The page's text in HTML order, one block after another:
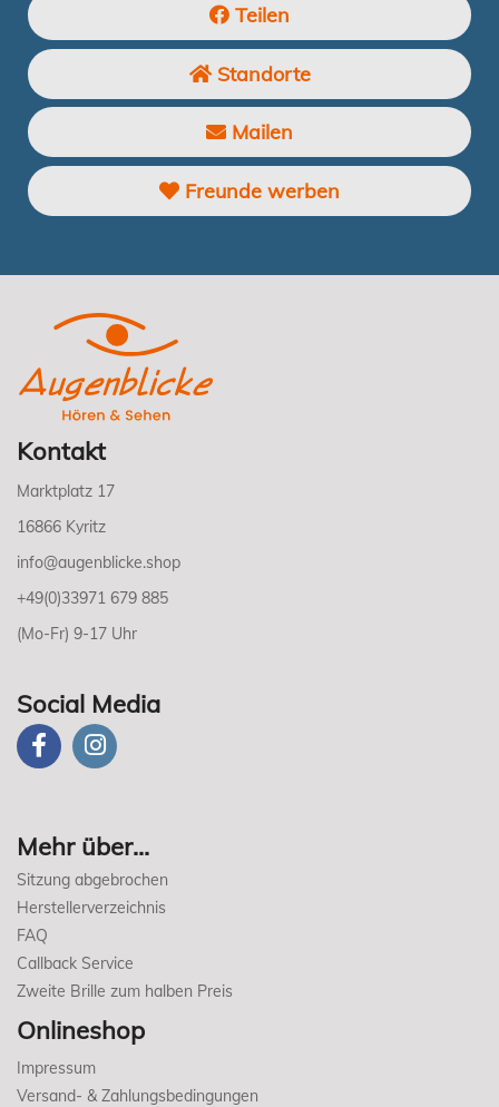
Teilen
Standorte
Mailen
Freunde werben
Kontakt
Marktplatz 17
16866 Kyritz
info@augenblicke.shop
+49(0)33971 679 885
(Mo-Fr) 9-17 Uhr
Social Media
Mehr über...
Sitzung abgebrochen
Herstellerverzeichnis
FAQ
Callback Service
Zweite Brille zum halben Preis
Onlineshop
Impressum
Versand- & Zahlungsbedingungen